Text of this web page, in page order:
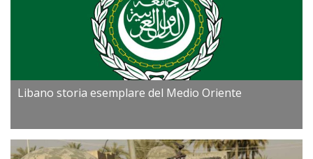
Libano storia esemplare del Medio Oriente